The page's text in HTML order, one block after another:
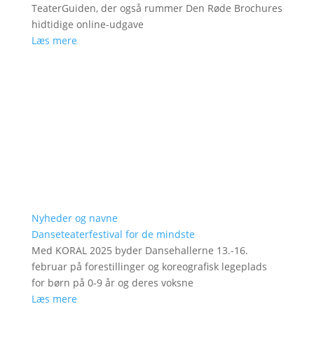
TeaterGuiden, der også rummer Den Røde Brochures
hidtidige online-udgave
Læs mere
Nyheder og navne
Danseteaterfestival for de mindste
Med KORAL 2025 byder Dansehallerne 13.-16.
februar på forestillinger og koreografisk legeplads
for børn på 0-9 år og deres voksne
Læs mere